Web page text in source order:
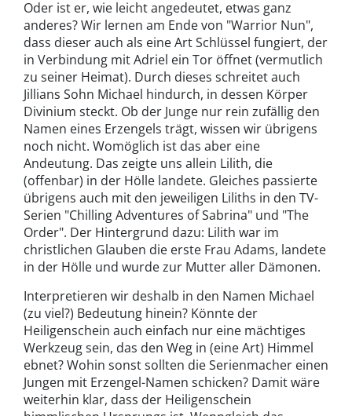
Oder ist er, wie leicht angedeutet, etwas ganz
anderes? Wir lernen am Ende von "Warrior Nun",
dass dieser auch als eine Art Schlüssel fungiert, der
in Verbindung mit Adriel ein Tor öffnet (vermutlich
zu seiner Heimat). Durch dieses schreitet auch
Jillians Sohn Michael hindurch, in dessen Körper
Divinium steckt. Ob der Junge nur rein zufällig den
Namen eines Erzengels trägt, wissen wir übrigens
noch nicht. Womöglich ist das aber eine
Andeutung. Das zeigte uns allein Lilith, die
(offenbar) in der Hölle landete. Gleiches passierte
übrigens auch mit den jeweiligen Liliths in den TV-
Serien "Chilling Adventures of Sabrina" und "The
Order". Der Hintergrund dazu: Lilith war im
christlichen Glauben die erste Frau Adams, landete
in der Hölle und wurde zur Mutter aller Dämonen.
Interpretieren wir deshalb in den Namen Michael
(zu viel?) Bedeutung hinein? Könnte der
Heiligenschein auch einfach nur eine mächtiges
Werkzeug sein, das den Weg in (eine Art) Himmel
ebnet? Wohin sonst sollten die Serienmacher einen
Jungen mit Erzengel-Namen schicken? Damit wäre
weiterhin klar, dass der Heiligenschein